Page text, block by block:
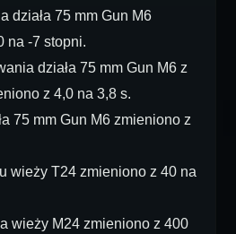
działa 75 mm Gun M6
na -7 stopni.
działa 75 mm Gun M6 z
z 4,0 na 3,8 s.
75 mm Gun M6 zmieniono z
wieży T24 zmieniono z 40 na
wieży M24 zmieniono z 400